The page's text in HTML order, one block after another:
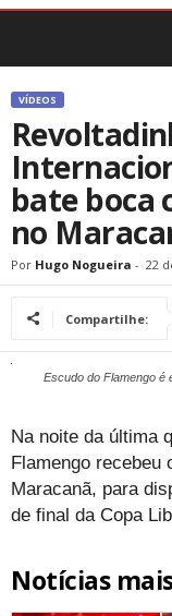
VÍDEOS
bate boca
no
Por Hugo Nogueira - 22
Compartilhe:
Escudo do Flamengo é
Na noite da última
Flamengo recebeu
Maracanã, para
de final da Copa
Notícias